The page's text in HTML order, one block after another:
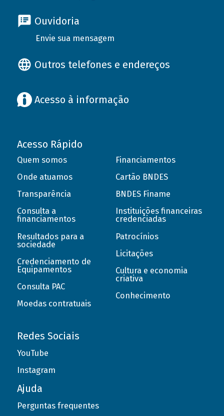
Ouvidoria
Envie sua mensagem
Outros telefones e endereços
Acesso à informação
Acesso Rápido
Quem somos
Onde atuamos
Transparência
Consulta a
financiamentos
Resultados para a
sociedade
Credenciamento de
Equipamentos
Consulta PAC
Moedas contratuais
Financiamentos
Cartão BNDES
BNDES Finame
Instituições financeiras
credenciadas
Patrocínios
Licitações
Cultura e economia
criativa
Conhecimento
Redes Sociais
YouTube
Instagram
Ajuda
Perguntas frequentes